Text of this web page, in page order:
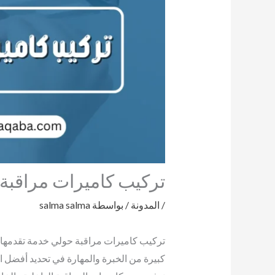
تركيب كاميرات
/ المدونة / بواسطة salma salma
تركيب كاميرات مراقبة حولي خدمة
كبيرة من الخبرة والمهارة في تحديد